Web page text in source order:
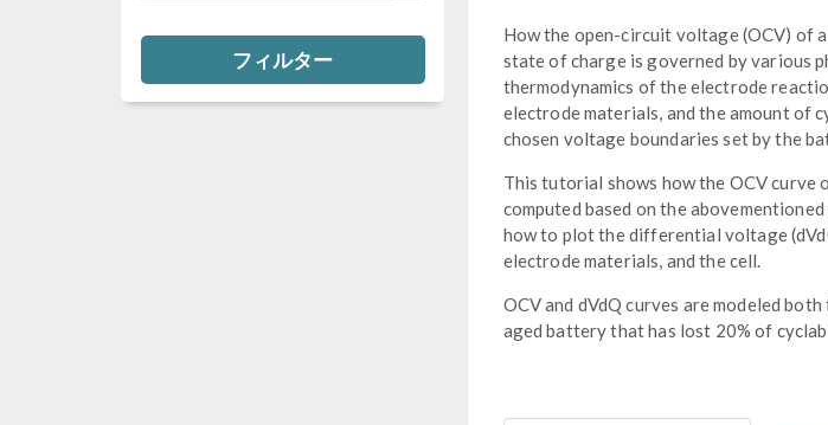
フィルター
How the open-circuit voltage (OCV) of
state of charge is governed by various
thermodynamics of the electrode
electrode materials, and the amount of
chosen voltage boundaries set by the
This tutorial shows how the OCV curve
computed based on the
how to plot the differential voltage
electrode materials, and the cell.
OCV and dVdQ curves are modeled
aged battery that has lost 20% of